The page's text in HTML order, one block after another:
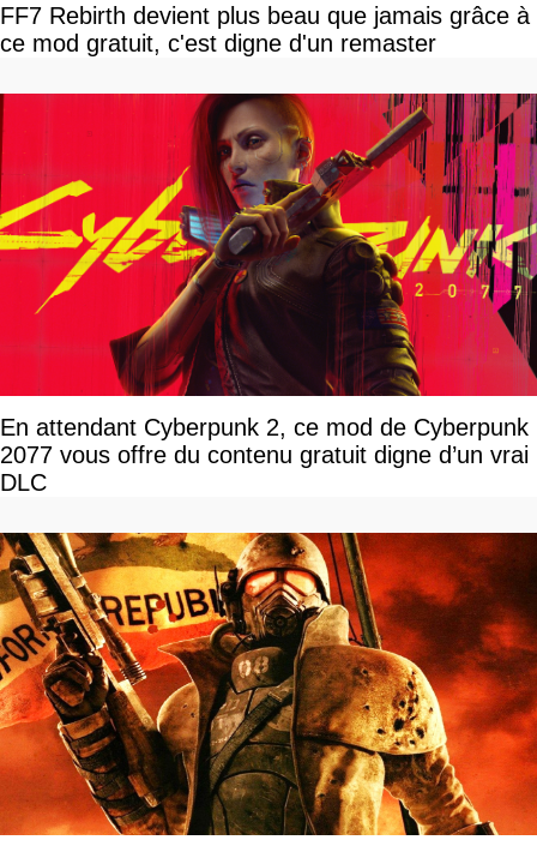
FF7 Rebirth devient plus beau que jamais grâce à
ce mod gratuit, c'est digne d'un remaster
En attendant Cyberpunk 2, ce mod de Cyberpunk
2077 vous offre du contenu gratuit digne d’un vrai
DLC